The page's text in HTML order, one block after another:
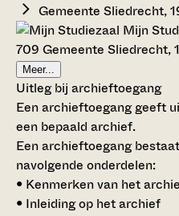
Gemeente Sliedrecht,
Mijn
709 Gemeente Sliedrecht,
Meer...
Uitleg bij archieftoegang
Een archieftoegang geeft
een bepaald archief.
Een archieftoegang
navolgende onderdelen:
• Kenmerken van het
• Inleiding op het archief